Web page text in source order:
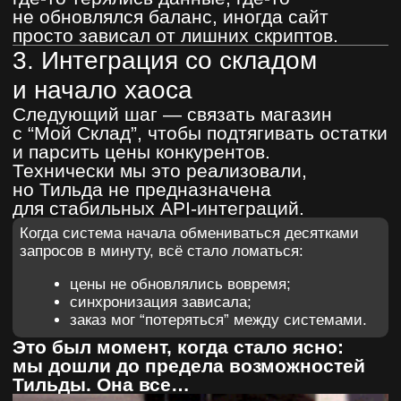
это отличная платформа (ну или если
у вас не тот бизнес, через который будут
проводится прямые продажи).
Но есть момент, когда бизнес
перерастает инструмент.
Если вы чувствуете, что:
сайт начал тормозить от количества
скриптов;
интеграции требуют “приклеивания
скотчем”;
каждое новое пожелание превращается
в костыль — скорее всего, пришло
время переходить на полноценную CMS.
Для applegold.shop переезд стал
точкой роста. Мы сохранили идею
лёгкого современного магазина,
но теперь под капотом — полноценная
архитектура, готовая
к масштабированию.
Кейс тут
Делимся опытом и
знаниями в блоге .